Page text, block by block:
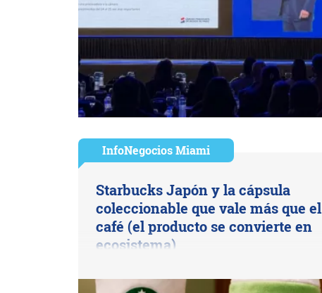
InfoNegocios Miami
Starbucks Japón y la cápsula
coleccionable que vale más que el
café (el producto se convierte en
ecosistema)